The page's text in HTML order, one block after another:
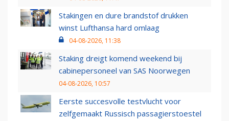
Stakingen en dure brandstof drukken
winst Lufthansa hard omlaag
04-08-2026, 11:38
Staking dreigt komend weekend bij
cabinepersoneel van SAS Noorwegen
04-08-2026, 10:57
Eerste succesvolle testvlucht voor
zelfgemaakt Russisch passagierstoestel